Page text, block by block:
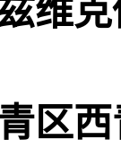
维
区西